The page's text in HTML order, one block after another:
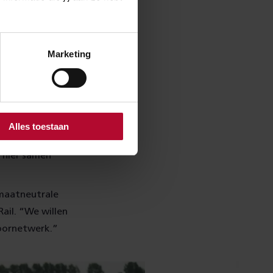
Marketing
Alles toestaan
jaar uitvoert.
van
streeft ernaar
Hoe
samen
“We willen